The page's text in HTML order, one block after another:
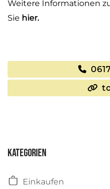
Weitere Informationen
Sie hier.
Kategorien
Einkaufen